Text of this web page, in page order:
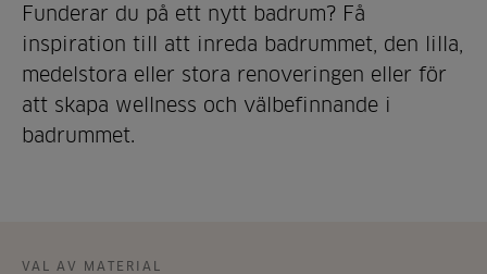
Funderar du på ett nytt badrum? Få
inspiration till att inreda badrummet, den lilla,
medelstora eller stora renoveringen eller för
att skapa wellness och välbefinnande i
badrummet.
VAL AV MATERIAL